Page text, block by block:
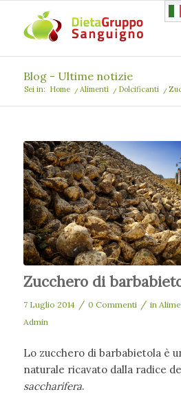
Blog - Ultime notizie
Sei in: Home / Alimenti / Dolcificanti /
Zucchero di
7 Luglio 2014 / 0 Commenti / in
Admin
Lo zucchero di barbabietola è
naturale ricavato dalla radice
saccharifera.